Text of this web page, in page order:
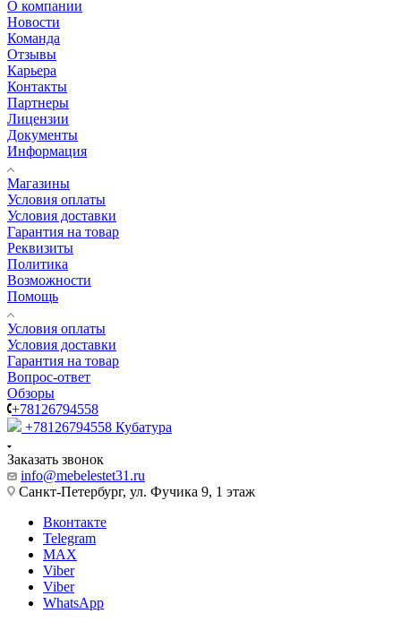
О компании
Новости
Команда
Отзывы
Карьера
Контакты
Партнеры
Лицензии
Документы
Информация
Магазины
Условия оплаты
Условия доставки
Гарантия на товар
Реквизиты
Политика
Возможности
Помощь
Условия оплаты
Условия доставки
Гарантия на товар
Вопрос-ответ
Обзоры
+78126794558
+78126794558 Кубатура
Заказать звонок
info@mebelestet31.ru
Санкт-Петербург, ул. Фучика 9, 1 этаж
Вконтакте
Telegram
MAX
Viber
Viber
WhatsApp